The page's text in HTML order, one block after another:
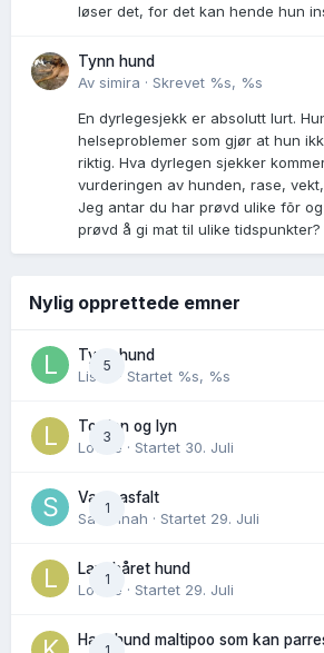
løser det, for det kan hende hun
Tynn hund
Av simira · Skrevet %s, %s
En dyrlegesjekk er absolutt lurt.
helseproblemer som gjør at hun
riktig. Hva dyrlegen sjekker
vurderingen av hunden, rase,
Jeg antar du har prøvd ulike fõr
prøvd å gi mat til ulike tidspunkter?
Nylig opprettede emner
5
Tynn hund
Lisen
· Startet %s, %s
3
Torden og lyn
Lovise · Startet 30. Juli
1
Varm asfalt
Savannah · Startet 29. Juli
1
Langhåret hund
Lovise · Startet 29. Juli
Hannhund maltipoo som kan